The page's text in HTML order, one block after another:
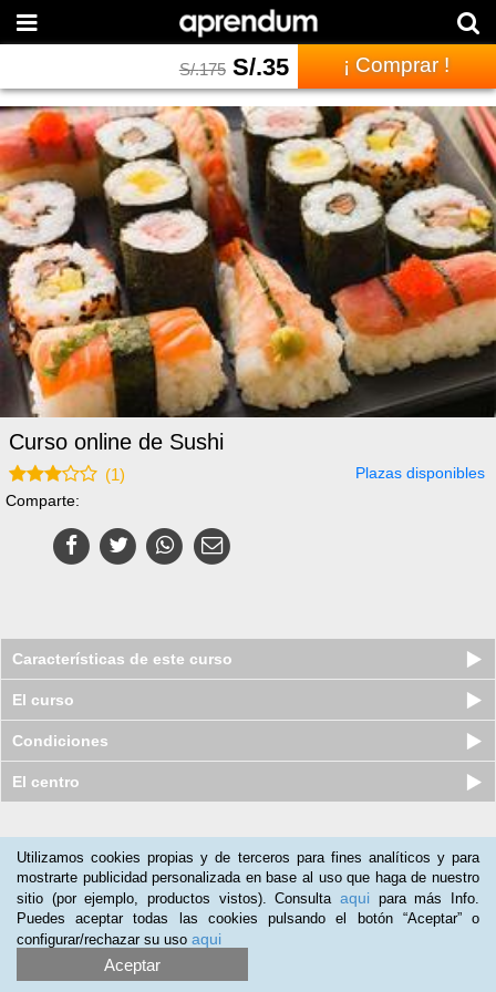
S/.175 S/.35 ¡ Comprar !
Curso online de Sushi
(1)
Plazas disponibles
Comparte:
Características de este curso
El curso
Condiciones
El centro
Alvaro Forero(02-07-2019)
en practica y si lo recomiendo
Utilizamos cookies propias y de terceros para fines analíticos y para
mostrarte publicidad personalizada en base al uso que haga de nuestro
sitio (por ejemplo, productos vistos). Consulta aqui para más Info.
Puedes aceptar todas las cookies pulsando el botón “Aceptar” o
configurar/rechazar su uso aqui
Aceptar